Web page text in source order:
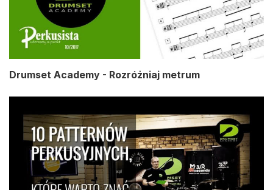
Drumset Academy - Rozróżniaj metrum